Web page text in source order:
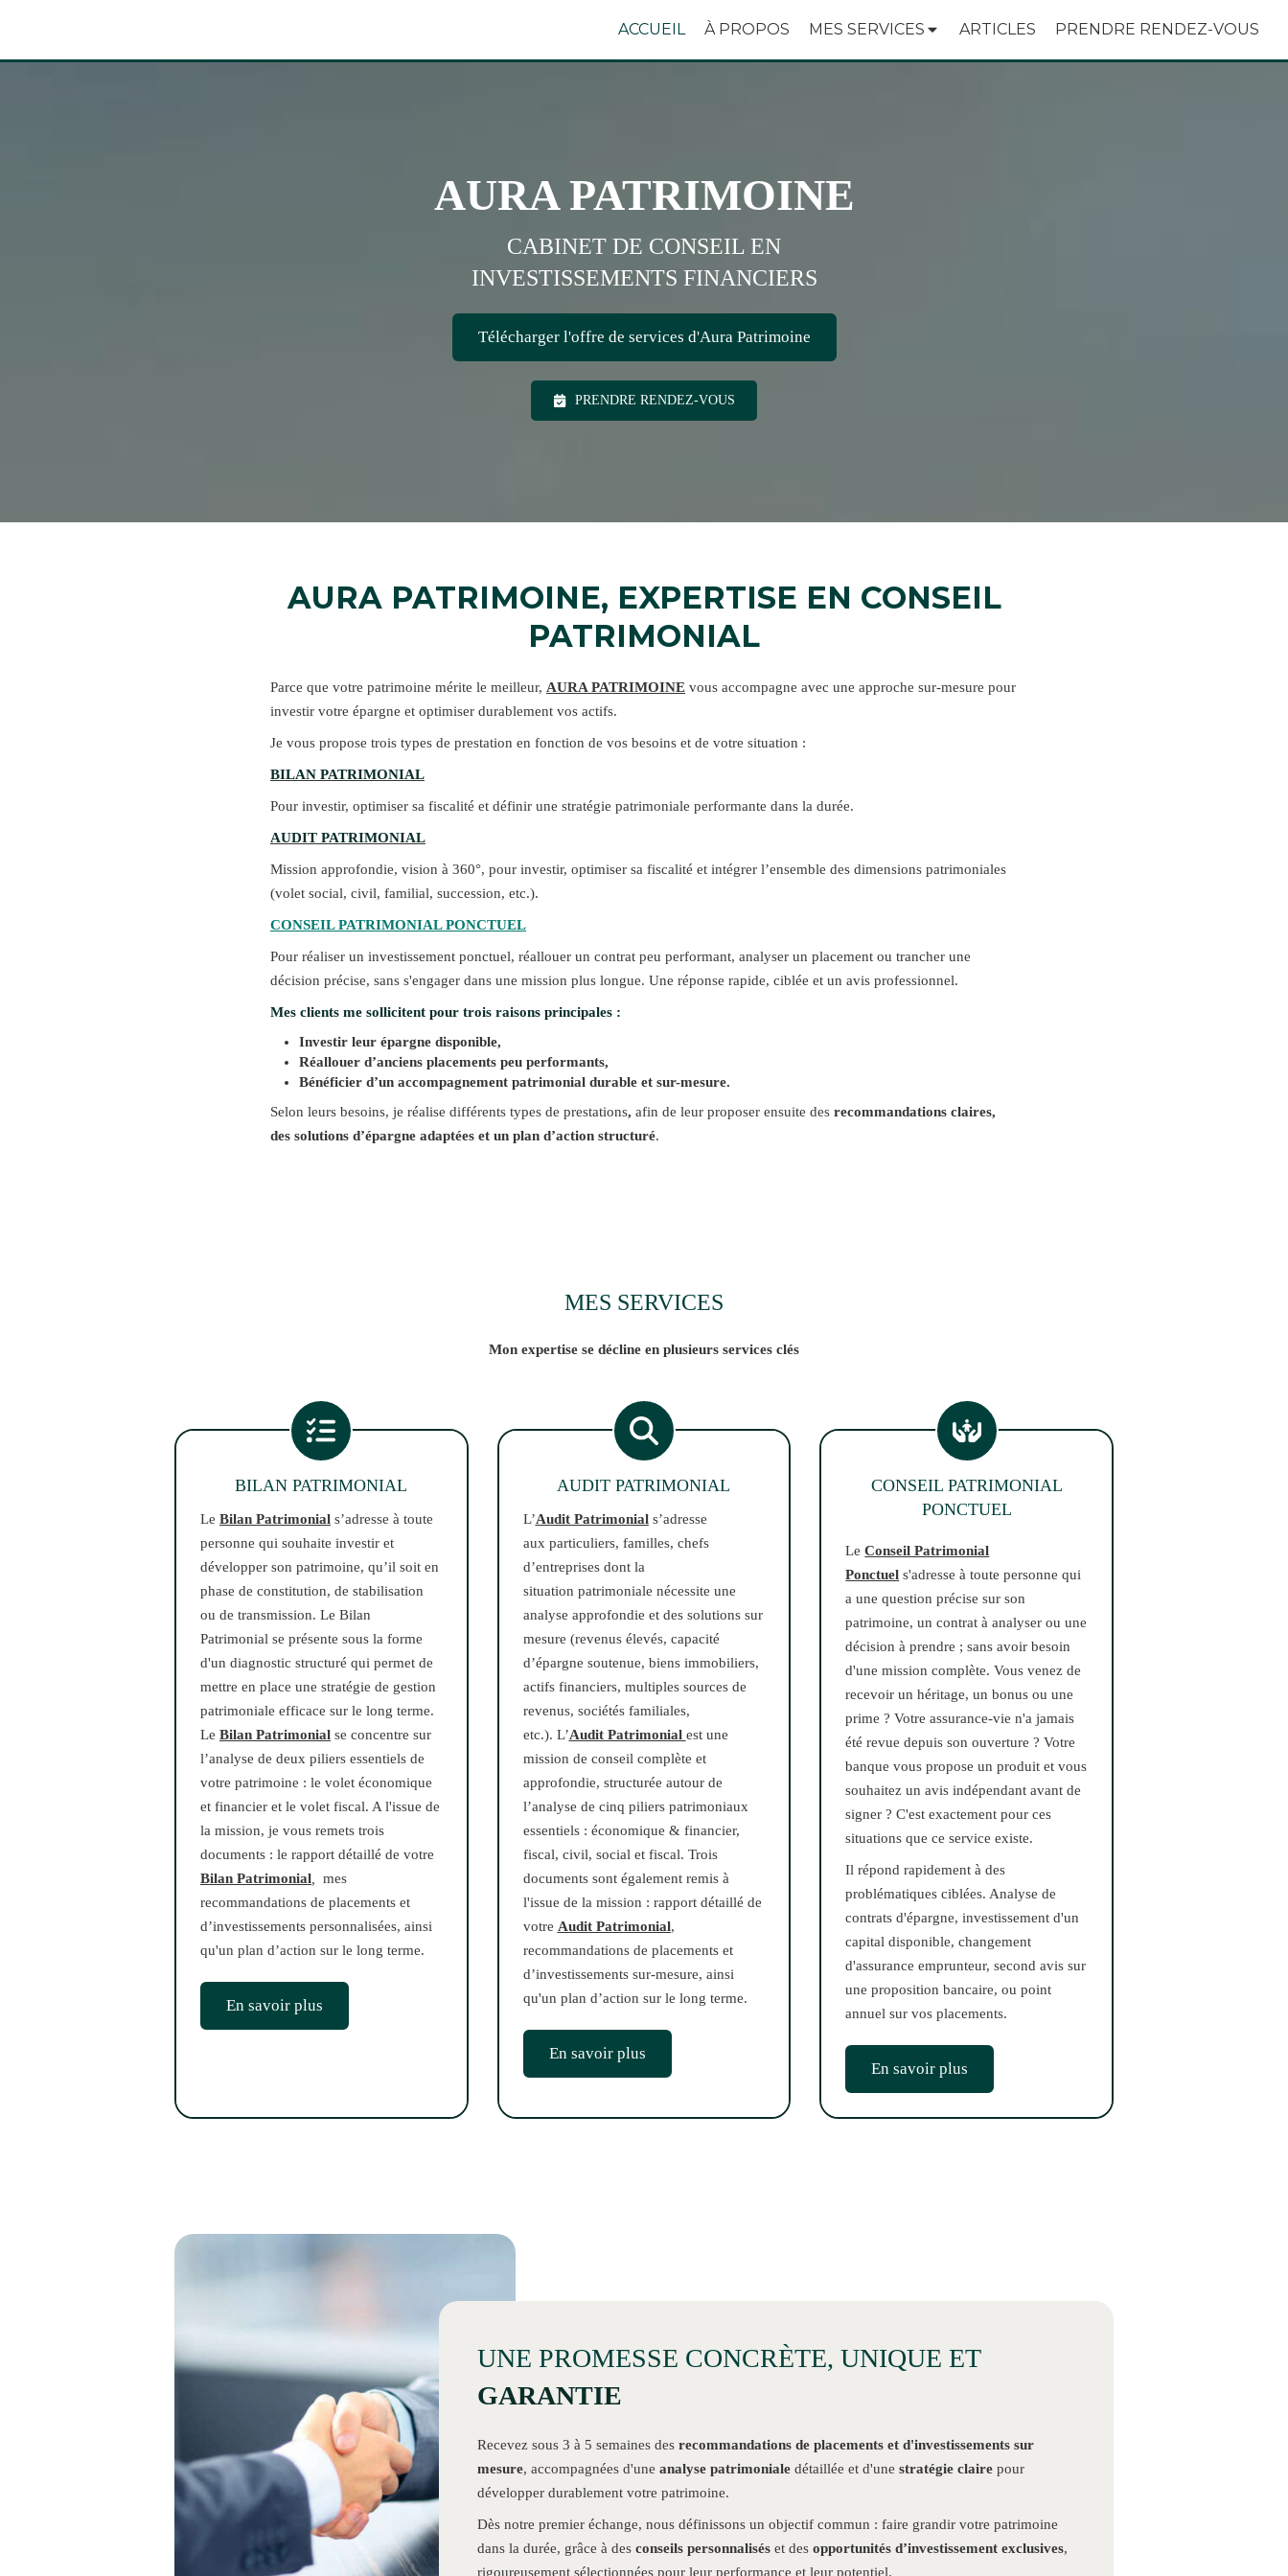
ACCUEIL À PROPOS MES SERVICES ARTICLES PRENDRE RENDEZ-VOUS
AURA PATRIMOINE
CABINET DE CONSEIL EN
INVESTISSEMENTS FINANCIERS
Télécharger l'offre de services d'Aura Patrimoine
PRENDRE RENDEZ-VOUS
AURA PATRIMOINE, EXPERTISE EN CONSEIL
PATRIMONIAL
Parce que votre patrimoine mérite le meilleur, AURA PATRIMOINE vous accompagne avec une approche sur-mesure pour
investir votre épargne et optimiser durablement vos actifs.
Je vous propose trois types de prestation en fonction de vos besoins et de votre situation :
BILAN PATRIMONIAL
Pour investir, optimiser sa fiscalité et définir une stratégie patrimoniale performante dans la durée.
AUDIT PATRIMONIAL
Mission approfondie, vision à 360°, pour investir, optimiser sa fiscalité et intégrer l’ensemble des dimensions patrimoniales
(volet social, civil, familial, succession, etc.).
CONSEIL PATRIMONIAL PONCTUEL
Pour réaliser un investissement ponctuel, réallouer un contrat peu performant, analyser un placement ou trancher une
décision précise, sans s'engager dans une mission plus longue. Une réponse rapide, ciblée et un avis professionnel.
Mes clients me sollicitent pour trois raisons principales :
Investir leur épargne disponible,
Réallouer d’anciens placements peu performants,
Bénéficier d’un accompagnement patrimonial durable et sur-mesure.
Selon leurs besoins, je réalise différents types de prestations, afin de leur proposer ensuite des recommandations claires,
des solutions d’épargne adaptées et un plan d’action structuré.
MES SERVICES
Mon expertise se décline en plusieurs services clés
BILAN PATRIMONIAL
Le Bilan Patrimonial s’adresse à toute
personne qui souhaite investir et
développer son patrimoine, qu’il soit en
phase de constitution, de stabilisation
ou de transmission. Le Bilan
Patrimonial se présente sous la forme
d'un diagnostic structuré qui permet de
mettre en place une stratégie de gestion
patrimoniale efficace sur le long terme.
Le Bilan Patrimonial se concentre sur
l’analyse de deux piliers essentiels de
votre patrimoine : le volet économique
et financier et le volet fiscal. A l'issue de
la mission, je vous remets trois
documents : le rapport détaillé de votre
Bilan Patrimonial
mes
recommandations de placements et
d’investissements personnalisées, ainsi
qu'un plan d’action sur le long terme.
En savoir plus
AUDIT PATRIMONIAL
L’Audit Patrimonial s’adresse
aux particuliers, familles, chefs
d’entreprises dont la
situation patrimoniale nécessite une
analyse approfondie et des solutions sur
mesure (revenus élevés, capacité
d’épargne soutenue, biens immobiliers,
actifs financiers, multiples sources de
revenus, sociétés familiales,
etc.). L’Audit Patrimonial est une
mission de conseil complète et
approfondie, structurée autour de
l’analyse de cinq piliers patrimoniaux
essentiels : économique & financier,
fiscal, civil, social et fiscal. Trois
documents sont également remis à
l'issue de la mission : rapport détaillé de
votre Audit Patrimonial,
recommandations de placements et
d’investissements sur-mesure, ainsi
qu'un plan d’action sur le long terme.
En savoir plus
CONSEIL PATRIMONIAL
PONCTUEL
LeConseil Patrimonial
Ponctuel s'adresse à toute personne qui
a une question précise sur son
patrimoine, un contrat à analyser ou une
décision à prendre ; sans avoir besoin
d'une mission complète. Vous venez de
recevoir un héritage, un bonus ou une
prime ? Votre assurance-vie n'a jamais
été revue depuis son ouverture ? Votre
banque vous propose un produit et vous
souhaitez un avis indépendant avant de
signer ? C'est exactement pour ces
situations que ce service existe.
Il répond rapidement à des
problématiques ciblées. Analyse de
contrats d'épargne, investissement d'un
capital disponible, changement
d'assurance emprunteur, second avis sur
une proposition bancaire, ou point
annuel sur vos placements.
En savoir plus
UNE PROMESSE CONCRÈTE, UNIQUE ET
GARANTIE
Recevez sous 3 à 5 semaines des recommandations de placements et d'investissements sur
mesure, accompagnées d'une analyse patrimoniale détaillée et d'une stratégie claire pour
développer durablement votre patrimoine.
Dès notre premier échange, nous définissons un objectif commun : faire grandir votre patrimoine
dans la durée, grâce à des conseils personnalisés et des opportunités d’investissement exclusives,
rigoureusement sélectionnées pour leur performance et leur potentiel.